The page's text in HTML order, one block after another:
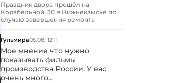
Праздник двора прошёл на
Корабельной, 30 в Нижнекамске по
случаю завершения ремонта
Гульмира05.08, 12:11
Мое мнение что нужно
показывать фильмы
производства России. У еас
очень много...